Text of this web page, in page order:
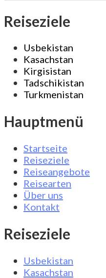
nach:
Reiseziele
Usbekistan
Kasachstan
Kirgisistan
Tadschikistan
Turkmenistan
Hauptmenü
Startseite
Reiseziele
Reiseangebote
Reisearten
Über uns
Kontakt
Reiseziele
Usbekistan
Kasachstan